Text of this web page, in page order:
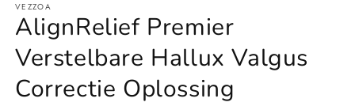
VEZZOA
AlignRelief Premier
Verstelbare Hallux Valgus
Correctie Oplossing